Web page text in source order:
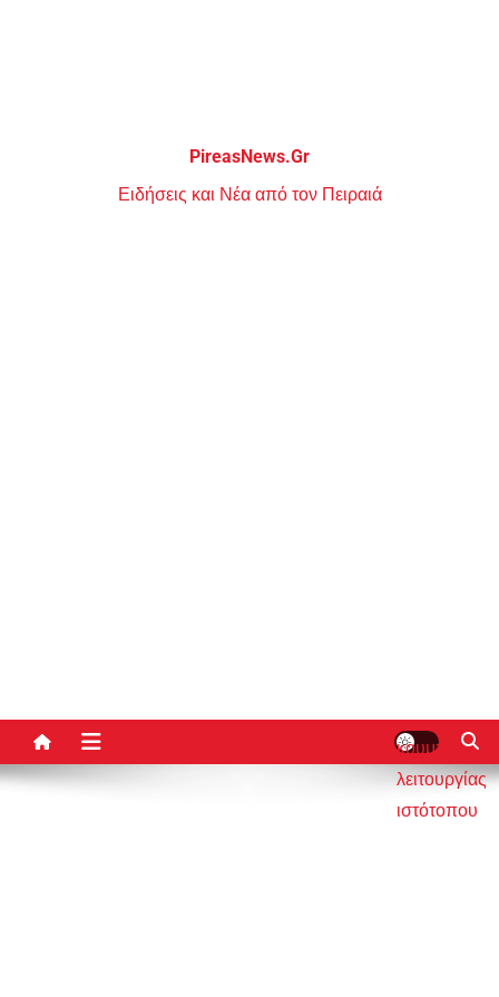
PireasNews.Gr
Ειδήσεις και Νέα από τον Πειραιά
κουμπί
λειτουργίας
ιστότοπου